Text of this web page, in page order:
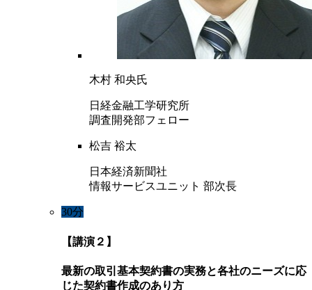
木村 和央氏
日経金融工学研究所
調査開発部フェロー
松吉 裕太
日本経済新聞社
情報サービスユニット 部次長
30分
【講演２】
最新の取引基本契約書の実務と各社のニーズに応
じた契約書作成のあり方